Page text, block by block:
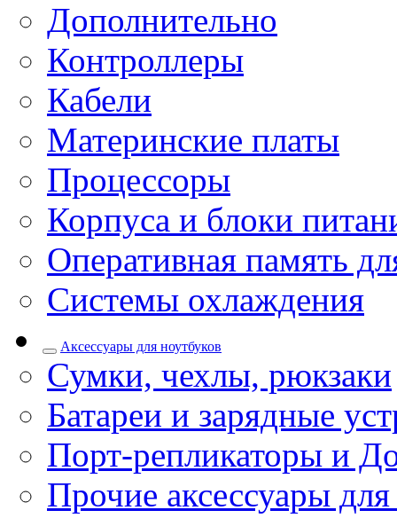
Дополнительно
Контроллеры
Кабели
Материнские платы
Процессоры
Корпуса и блоки
Оперативная память
Системы охлаждения
Аксессуары для ноутбуков
Сумки, чехлы, рюкзаки
Батареи и зарядные
Порт-репликаторы и
Прочие аксессуары